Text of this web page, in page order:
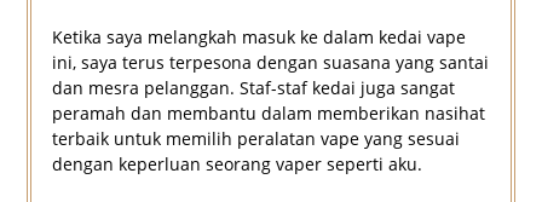
Ketika saya melangkah masuk ke dalam kedai vape
ini, saya terus terpesona dengan suasana yang santai
dan mesra pelanggan. Staf-staf kedai juga sangat
peramah dan membantu dalam memberikan nasihat
terbaik untuk memilih peralatan vape yang sesuai
dengan keperluan seorang vaper seperti aku.